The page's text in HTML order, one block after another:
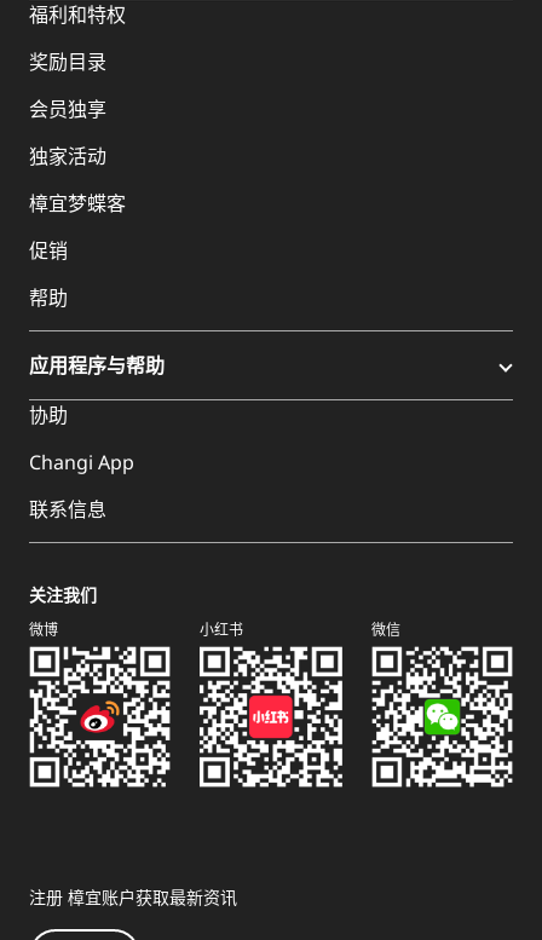
福利和特权
奖励目录
会员独享
独家活动
樟宜梦蝶客
促销
帮助
应用程序与帮助
协助
Changi App
联系信息
关注我们
微博 小红书 微信
注册 樟宜账户获取最新资讯